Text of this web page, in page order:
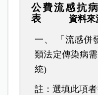
公費流感抗
表
資料來
一、 「流感併
類法定傳染病
統)
註：選填此項